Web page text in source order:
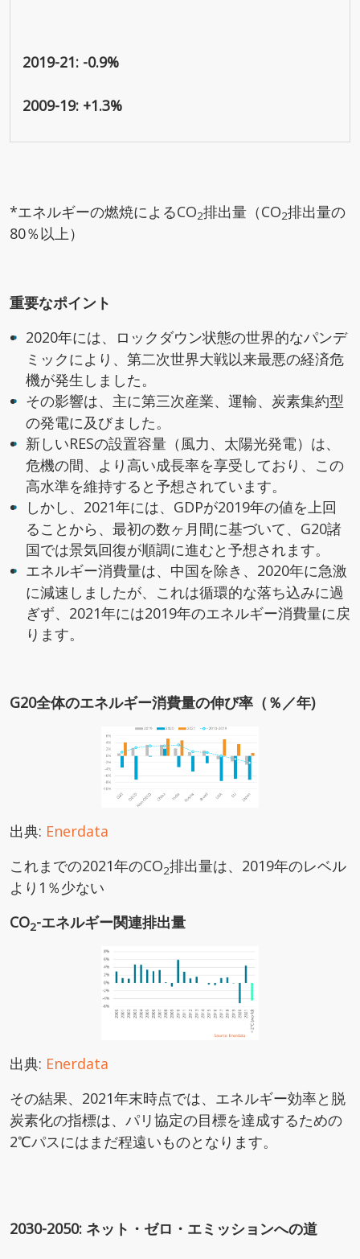
2019-21: -0.9%
2009-19: +1.3%
*エネルギーの燃焼によるCO2排出量（CO2排出量の
80％以上）
重要なポイント
2020年には、ロックダウン状態の世界的なパンデ
ミックにより、第二次世界大戦以来最悪の経済危
機が発生しました。
その影響は、主に第三次産業、運輸、炭素集約型
の発電に及びました。
新しいRESの設置容量（風力、太陽光発電）は、
危機の間、より高い成長率を享受しており、この
高水準を維持すると予想されています。
しかし、2021年には、GDPが2019年の値を上回
ることから、最初の数ヶ月間に基づいて、G20諸
国では景気回復が順調に進むと予想されます。
エネルギー消費量は、中国を除き、2020年に急激
に減速しましたが、これは循環的な落ち込みに過
ぎず、2021年には2019年のエネルギー消費量に戻
ります。
G20全体のエネルギー消費量の伸び率（％／年)
出典: Enerdata
これまでの2021年のCO2排出量は、2019年のレベル
より1％少ない
CO2-エネルギー関連排出量
出典: Enerdata
その結果、2021年末時点では、エネルギー効率と脱
炭素化の指標は、パリ協定の目標を達成するための
2℃パスにはまだ程遠いものとなります。
2030-2050: ネット・ゼロ・エミッションへの道